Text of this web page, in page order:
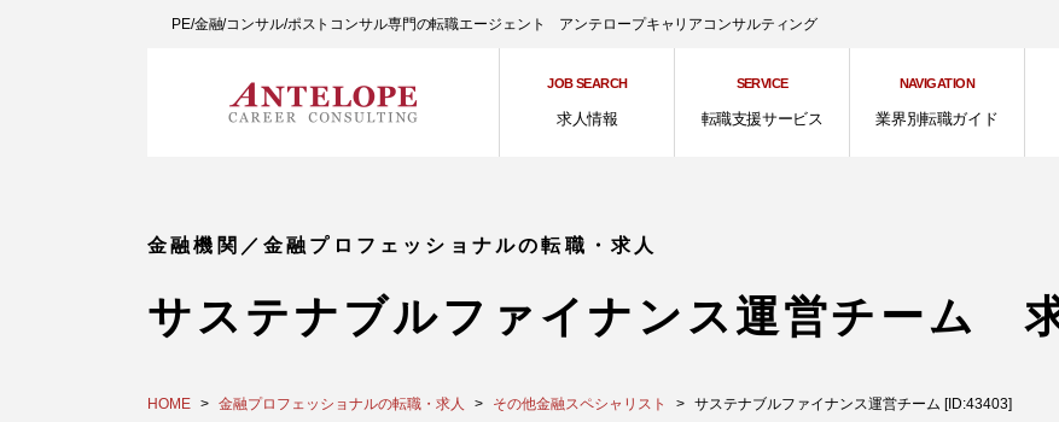
PE/金融/コンサル/ポストコンサル専門の転職エージェント アンテロープキャリアコンサルティング
JOB SEARCH
求人情報
SERVICE
転職支援サービス
NAVIGATION
業界別転職ガイド
金融機関／金融プロフェッショナルの転職・求人
サステナブルファイナンス運営チーム
HOME 金融プロフェッショナルの転職・求人 その他金融スペシャリスト サステナブルファイナンス運営チーム [ID:43403]